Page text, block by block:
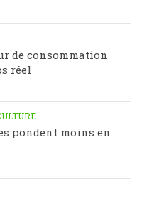
de consommation
réel
pondent moins en